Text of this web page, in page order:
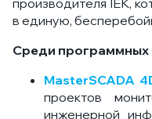
производителя IEK,
в единую,
Среди программных
MasterSCADA
проектов
инженерной